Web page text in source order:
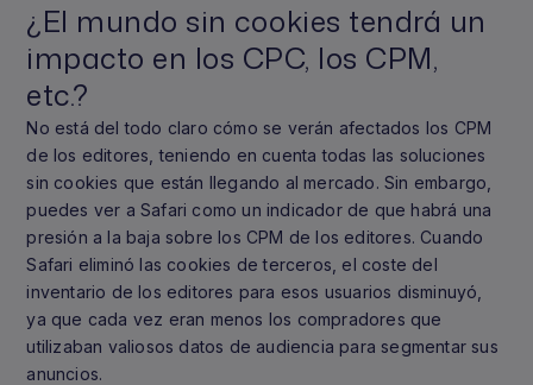
¿El mundo sin cookies tendrá un
impacto en los CPC, los CPM,
etc.?
No está del todo claro cómo se verán afectados los CPM
de los editores, teniendo en cuenta todas las soluciones
sin cookies que están llegando al mercado. Sin embargo,
puedes ver a Safari como un indicador de que habrá una
presión a la baja sobre los CPM de los editores. Cuando
Safari eliminó las cookies de terceros, el coste del
inventario de los editores para esos usuarios disminuyó,
ya que cada vez eran menos los compradores que
utilizaban valiosos datos de audiencia para segmentar sus
anuncios.